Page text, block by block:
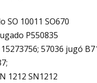
10011 SO670
P550835
57036 jugó
1212 SN1212